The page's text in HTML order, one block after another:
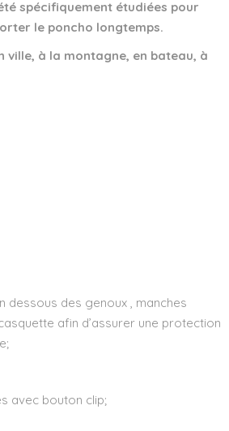
spécifiquement étudiées pour
le poncho longtemps.
ville, à la montagne, en bateau, à
dessous des genoux , manches
afin d’assurer une protection
avec bouton clip;